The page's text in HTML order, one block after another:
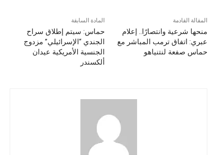
المادة السابقة
حماس: سيتم إطلاق سراح
الجندي “الإسرائيلي” مزدوج
الجنسية الأمريكية عيدان
ألكسندر
المقالة القادمة
منحها شرعية وانتصارًا.. إعلام
عبري: اتفاق ترمب المباشر مع
حماس صفعة لنتنياهو